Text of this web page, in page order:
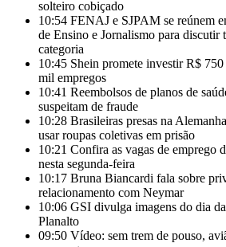
solteiro cobiçado
10:54 FENAJ e SJPAM se reúnem
de Ensino e Jornalismo para discutir
categoria
10:45 Shein promete investir R$
mil empregos
10:41 Reembolsos de planos de
suspeitam de fraude
10:28 Brasileiras presas na
usar roupas coletivas em prisão
10:21 Confira as vagas de emprego
nesta segunda-feira
10:17 Bruna Biancardi fala sobre
relacionamento com Neymar
10:06 GSI divulga imagens do dia
Planalto
09:50 Vídeo: sem trem de pouso,